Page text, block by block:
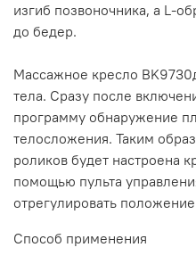
изгиб позвоночника, а L-
до бедер.
Массажное кресло
тела. Сразу после
программу обнаружение
телосложения. Таким
роликов будет настроена
помощью пульта
отрегулировать
Способ применения